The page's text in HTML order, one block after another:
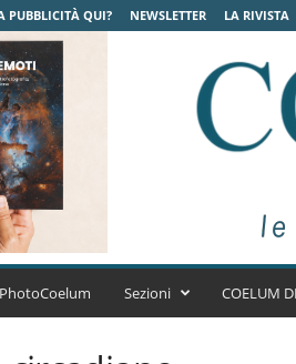
PUBBLICITÀ QUI? NEWSLETTER LA RIVISTA
C
u
PhotoCoelum Sezioni COELUM